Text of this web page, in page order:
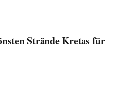
Strände Kretas für